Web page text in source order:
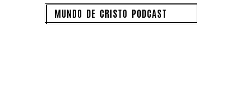
MUNDO DE CRISTO PODCAST